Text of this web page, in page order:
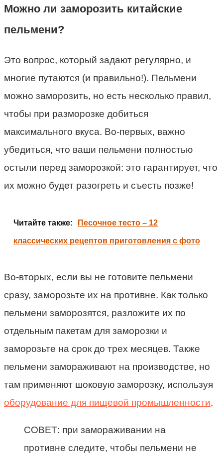
Можно ли заморозить китайские
пельмени?
Это вопрос, который задают регулярно, и
многие путаются (и правильно!). Пельмени
можно заморозить, но есть несколько правил,
чтобы при разморозке добиться
максимального вкуса. Во-первых, важно
убедиться, что ваши пельмени полностью
остыли перед заморозкой: это гарантирует, что
их можно будет разогреть и съесть позже!
Читайте также: Песочное тесто – 12
классических рецептов приготовления с фото
Во-вторых, если вы не готовите пельмени
сразу, заморозьте их на противне. Как только
пельмени заморозятся, разложите их по
отдельным пакетам для заморозки и
заморозьте на срок до трех месяцев. Также
пельмени замораживают на производстве, но
там применяют шоковую заморозку, используя
оборудование для пищевой промышленности.
СОВЕТ: при замораживании на
противне следите, чтобы пельмени не